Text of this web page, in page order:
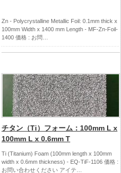
Zn - Polycrystalline Metallic Foil: 0.1mm thick x
100mm Width x 1400 mm Length - MF-Zn-Foil-
1400 価格 : お問…
チタン（Ti）フォーム：100mm L x
100mm L x 0.6mm T
Ti (Titanium) Foam (100mm length x 100mm
width x 0.6mm thickness) - EQ-TiF-1106 価格 :
お問い合わせください アイテ…